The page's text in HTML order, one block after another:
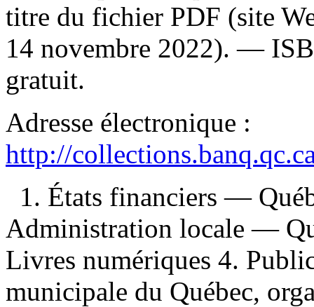
titre du fichier PDF (site
14 novembre 2022). —
gratuit.
Adresse électronique :
http://
1. États financiers —
Administration locale —
Livres numériques 4.
municipale du Québec,